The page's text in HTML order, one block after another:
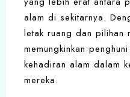
alam di sekitarnya.
letak ruang dan pilihan
memungkinkan
kehadiran alam dalam
mereka.